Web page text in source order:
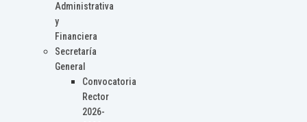
Administrativa
y
Financiera
Secretaría
General
Convocatoria
Rector
2026-